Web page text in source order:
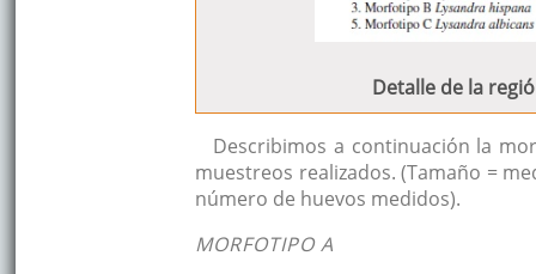
Detalle de la
Describimos a continuación la
muestreos realizados. (Tamaño =
número de huevos medidos).
MORFOTIPO A